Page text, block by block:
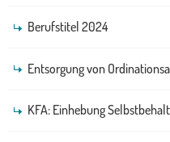
Berufstitel 2024
Entsorgung von
KFA: Einhebung